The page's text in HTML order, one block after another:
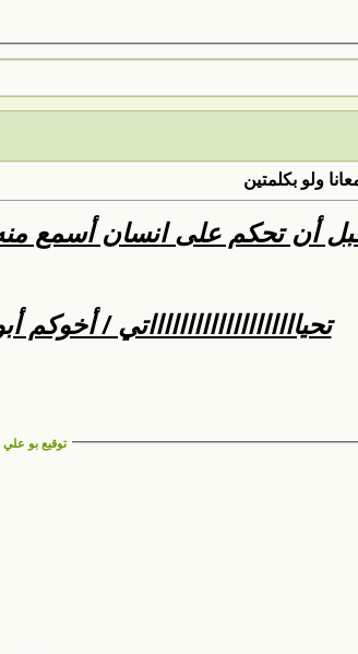
ولو بكلمتين
أن تحكم على انسان أسمع
تحيااااااااااااااااااااتي /
توقيع بو علي